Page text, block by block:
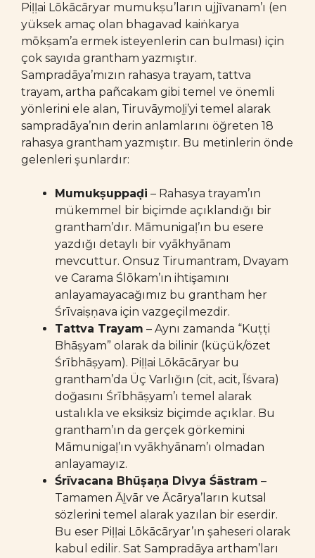
Piḷḷai Lōkācāryar mumukṣu’ların ujjīvanam’ı (en
yüksek amaç olan bhagavad kaiṅkarya
mōkṣam’a ermek isteyenlerin can bulması) için
çok sayıda grantham yazmıştır.
Sampradāya’mızın rahasya trayam, tattva
trayam, artha pañcakam gibi temel ve önemli
yönlerini ele alan, Tiruvāymoḻi’yi temel alarak
sampradāya’nın derin anlamlarını öğreten 18
rahasya grantham yazmıştır. Bu metinlerin önde
gelenleri şunlardır:
Mumukṣuppaḍi – Rahasya trayam’ın
mükemmel bir biçimde açıklandığı bir
grantham’dır. Māmunigaḷ’ın bu esere
yazdığı detaylı bir vyākhyānam
mevcuttur. Onsuz Tirumantram, Dvayam
ve Carama Ślōkam’ın ihtişamını
anlayamayacağımız bu grantham her
Śrīvaiṣṇava için vazgeçilmezdir.
Tattva Trayam – Aynı zamanda “Kuṭṭi
Bhāṣyam” olarak da bilinir (küçük/özet
Śrībhāṣyam). Piḷḷai Lōkācāryar bu
grantham’da Üç Varlığın (cit, acit, Īśvara)
doğasını Śrībhāṣyam’ı temel alarak
ustalıkla ve eksiksiz biçimde açıklar. Bu
grantham’ın da gerçek görkemini
Māmunigaḷ’ın vyākhyānam’ı olmadan
anlayamayız.
Śrīvacana Bhūṣaṇa Divya Śāstram –
Tamamen Āḻvār ve Ācārya’ların kutsal
sözlerini temel alarak yazılan bir eserdir.
Bu eser Piḷḷai Lōkācāryar’ın şaheseri olarak
kabul edilir. Sat Sampradāya artham’ları